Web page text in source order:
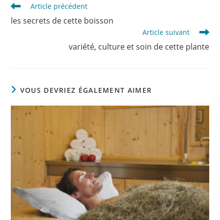
Read
more
articles
Article précédent
les secrets de cette boisson
Article suivant
variété, culture et soin de cette plante
VOUS DEVRIEZ ÉGALEMENT AIMER